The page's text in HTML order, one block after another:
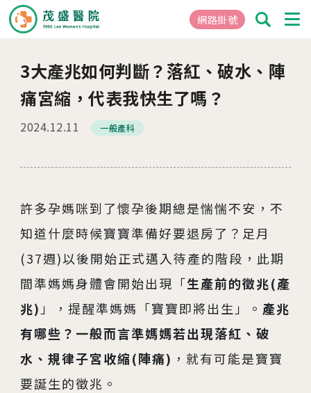
網路掛號
01 關於茂盛
醫院簡介
核心專長
醫院環境與設備
02 醫療團隊
03 就醫指南
04 生殖醫學專科
05 診療科目
3大產兆如何判斷？落紅、破水、陣
痛宮縮，代表我快生了嗎？
2024.12.11 一般產科
許多孕媽咪到了懷孕後期總是惴惴不安，不
知道什麼時候寶寶準備好要退房了？足月
(37週)以後開始正式邁入待產的階段，此期
間準媽媽身體會開始出現「生產前的徵兆(產
兆) 」，提醒準媽媽「寶寶即將出生」。 產兆
有哪些？一般而言準媽媽若出現落紅、破
水、規律子宮收縮(陣痛) ，就有可能是寶寶
要誕生的徵兆。